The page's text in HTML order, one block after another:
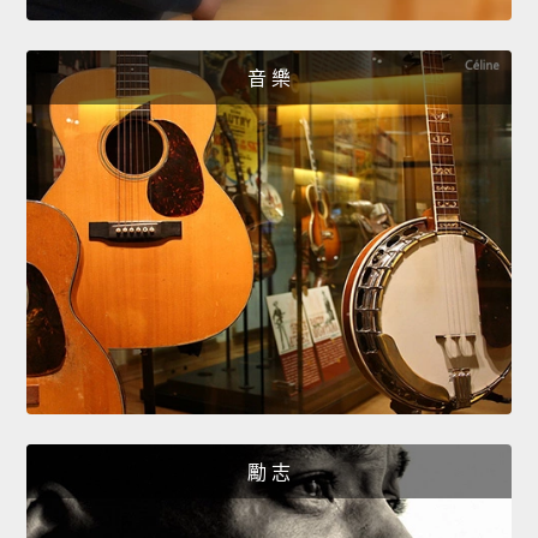
音 樂
勵 志